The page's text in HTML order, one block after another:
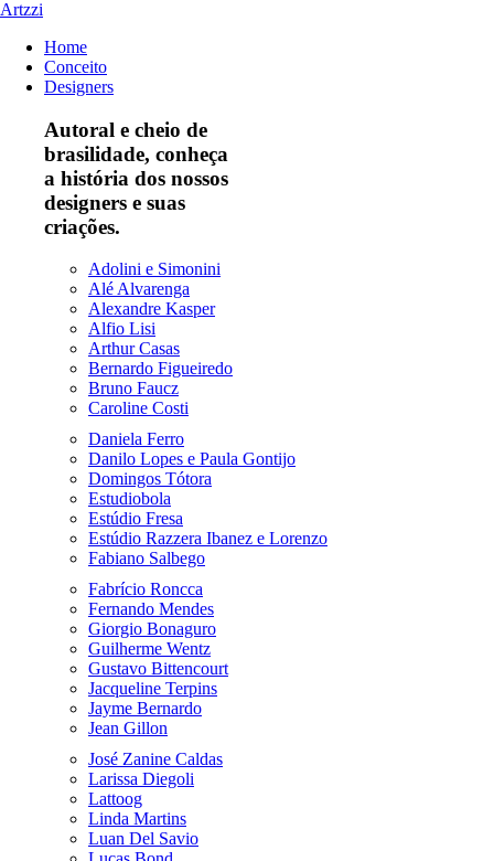
Artzzi
Home
Conceito
Designers
Autoral e cheio de
brasilidade, conheça
a história dos nossos
designers e suas
criações.
Adolini e Simonini
Alé Alvarenga
Alexandre Kasper
Alfio Lisi
Arthur Casas
Bernardo Figueiredo
Bruno Faucz
Caroline Costi
Daniela Ferro
Danilo Lopes e Paula Gontijo
Domingos Tótora
Estudiobola
Estúdio Fresa
Estúdio Razzera Ibanez e Lorenzo
Fabiano Salbego
Fabrício Roncca
Fernando Mendes
Giorgio Bonaguro
Guilherme Wentz
Gustavo Bittencourt
Jacqueline Terpins
Jayme Bernardo
Jean Gillon
José Zanine Caldas
Larissa Diegoli
Lattoog
Linda Martins
Luan Del Savio